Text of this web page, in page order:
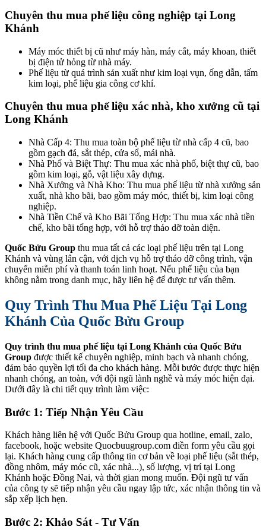
Chuyên thu mua phế liệu công nghiệp tại Long
Khánh
Máy móc thiết bị cũ như máy hàn, máy cắt, máy khoan, thiết
bị điện tử hỏng từ nhà máy.
Phế liệu từ quá trình sản xuất như kim loại vụn, ống dẫn, tấm
kim loại, phế liệu gia công cơ khí.
Chuyên thu mua phế liệu xác nhà, kho xưởng cũ tại
Long Khánh
Nhà Cấp 4: Thu mua toàn bộ phế liệu từ nhà cấp 4 cũ, bao
gồm gạch đá, sắt thép, cửa sổ, mái nhà.
Nhà Phố và Biệt Thự: Thu mua xác nhà phố, biệt thự cũ, bao
gồm kim loại, gỗ, vật liệu xây dựng.
Nhà Xưởng và Nhà Kho: Thu mua phế liệu từ nhà xưởng sản
xuất, nhà kho bãi, bao gồm máy móc, thiết bị, kim loại công
nghiệp.
Nhà Tiền Chế và Kho Bãi Tổng Hợp: Thu mua xác nhà tiền
chế, kho bãi tổng hợp, với hỗ trợ tháo dỡ toàn diện.
Quốc Bửu Group thu mua tất cả các loại phế liệu trên tại Long
Khánh và vùng lân cận, với dịch vụ hỗ trợ tháo dỡ công trình, vận
chuyển miễn phí và thanh toán linh hoạt. Nếu phế liệu của bạn
không nằm trong danh mục, hãy liên hệ để được tư vấn thêm.
Quy Trình Thu Mua Phế Liệu Tại Long
Khánh Của Quốc Bửu Group
Quy trình thu mua phế liệu tại Long Khánh của Quốc Bửu
Group được thiết kế chuyên nghiệp, minh bạch và nhanh chóng,
đảm bảo quyền lợi tối đa cho khách hàng. Mỗi bước được thực hiện
nhanh chóng, an toàn, với đội ngũ lành nghề và máy móc hiện đại.
Dưới đây là chi tiết quy trình làm việc:
Bước 1: Tiếp Nhận Yêu Cầu
Khách hàng liên hệ với Quốc Bửu Group qua hotline, email, zalo,
facebook, hoặc website Quocbuugroup.com điền form yêu cầu gọi
lại. Khách hàng cung cấp thông tin cơ bản về loại phế liệu (sắt thép,
đồng nhôm, máy móc cũ, xác nhà...), số lượng, vị trí tại Long
Khánh hoặc Đồng Nai, và thời gian mong muốn. Đội ngũ tư vấn
của công ty sẽ tiếp nhận yêu cầu ngay lập tức, xác nhận thông tin và
sắp xếp lịch hẹn.
Bước 2: Khảo Sát - Tư Vấn